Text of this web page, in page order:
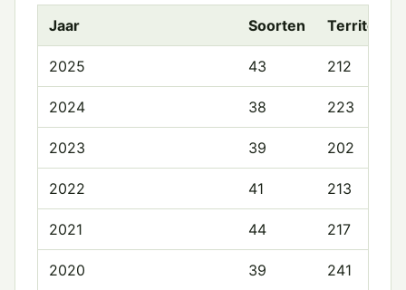
Jaar Soorten Territoria
2025 43 212
2024 38 223
2023 39 202
2022 41 213
2021 44 217
2020 39 241